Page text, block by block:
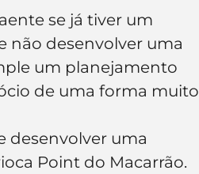
se já tiver um
não desenvolver uma
um planejamento
de uma forma muito
desenvolver uma
Point do Macarrão.